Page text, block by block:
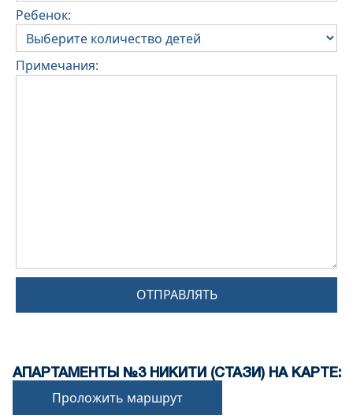
Ребенок:
Примечания:
ОТПРАВЛЯТЬ
АПАРТАМЕНТЫ №3 НИКИТИ (СТАЗИ) НА КАРТЕ:
Проложить маршрут